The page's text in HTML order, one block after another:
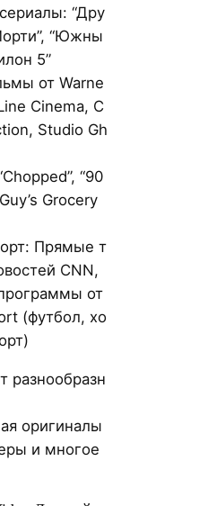
“Дру
“Южны
5”
от Warne
Cinema, C
Studio Gh
“90
Grocery
Прямые т
CNN,
от
(футбол, хо
разнообразн
оригиналы
и многое